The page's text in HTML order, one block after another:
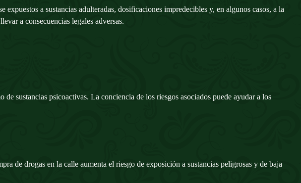
a sustancias adulteradas, dosificaciones impredecibles y, en algunos casos, a la
a consecuencias legales adversas.
sustancias psicoactivas. La conciencia de los riesgos asociados puede ayudar a los
de drogas en la calle aumenta el riesgo de exposición a sustancias peligrosas y de baja